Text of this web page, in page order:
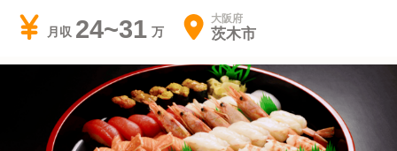
月収 24~31 大阪府
茨木市